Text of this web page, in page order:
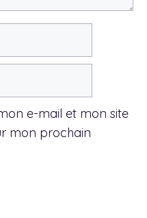
e-mail et mon site
mon prochain